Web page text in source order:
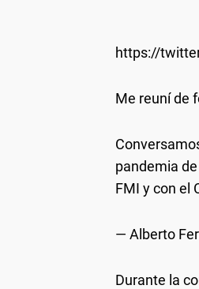
https://
Me reuní de
pandemia
FMI y con el
— Alberto
Durante la